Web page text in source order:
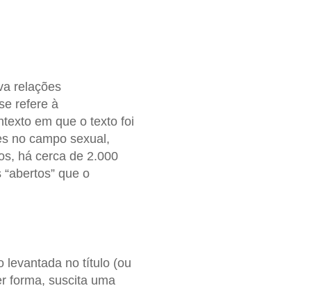
relações
refere à
em que o texto foi
no campo sexual,
há cerca de 2.000
que o
levantada no título (ou
forma, suscita uma